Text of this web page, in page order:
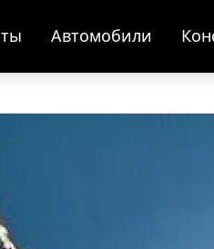
Автомобили